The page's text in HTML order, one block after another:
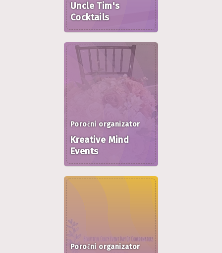
Uncle Tim's
Cocktails
Poročni organizator
Kreative Mind
Events
Poročni organizator